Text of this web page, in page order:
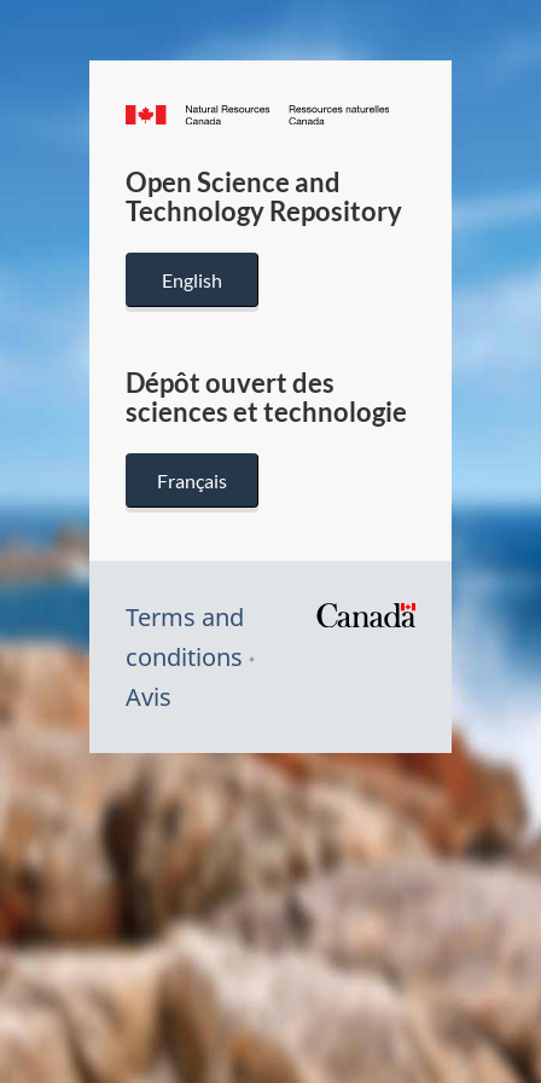
Canada.ca
/
Canada
Open Science and
Technology Repository
English
Dépôt ouvert des
sciences et technologie
Français
Terms and
conditions
Avis
Symbole
du
Canada